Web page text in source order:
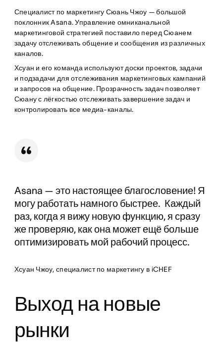
Специалист по маркетингу Сюань Чжоу — большой
поклонник Asana. Управление омниканальной
маркетинговой стратегией поставило перед Сюанем
задачу отслеживать общение и сообщения из различных
каналов.
Хсуан и его команда используют доски проектов, задачи
и подзадачи для отслеживания маркетинговых кампаний
и запросов на общение. Прозрачность задач позволяет
Сюану с лёгкостью отслеживать завершение задач и
контролировать все медиа-каналы.
Asana — это настоящее благословение! Я
могу работать намного быстрее. Каждый
раз, когда я вижу новую функцию, я сразу
же проверяю, как она может ещё больше
оптимизировать мой рабочий процесс.
Хсуан Чжоу, специалист по маркетингу в iCHEF
Выход на новые
рынки